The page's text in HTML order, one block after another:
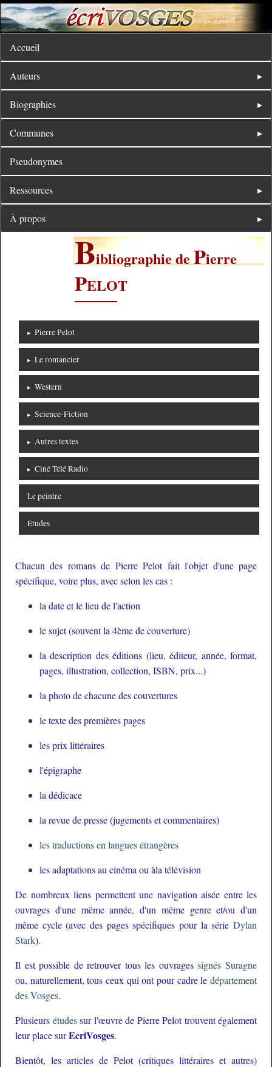
Accueil
Auteurs
Biographies
Communes
Pseudonymes
Ressources
À propos
Bibliographie dePierre
PELOT
Pierre Pelot
Le romancier
Western
Science-Fiction
Autres textes
Ciné Télé Radio
Le peintre
Etudes
Chacun des romans de Pierre Pelot fait l'objet d'une page
spécifique, voire plus, avec selon les cas :
la date et le lieu de l'action
le sujet (souvent la 4ème de couverture)
la description des éditions (lieu, éditeur, année, format,
pages, illustration, collection, ISBN, prix...)
la photo de chacune des couvertures
le texte des premières pages
les prix littéraires
l'épigraphe
la dédicace
la revue de presse (jugements et commentaires)
les traductions en langues étrangères
les adaptations au cinéma ou àla télévision
De nombreux liens permettent une navigation aisée entre les
ouvrages d'une même année, d'un même genre et/ou d'un
même cycle (avec des pages spécifiques pour la série Dylan
Stark).
Il est possible de retrouver tous les ouvragessignés Suragne
ou, naturellement, tous ceux qui ont pour cadre le département
des Vosges.
Plusieurs étudessur l'œuvre de Pierre Pelot trouvent également
leur place surEcriVosges.
Bientôt, les articles de Pelot (critiques littéraires et autres)